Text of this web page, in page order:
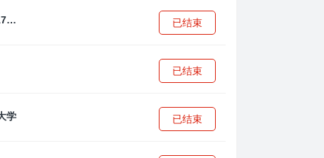
拜耳04勒沃库森U17 已结束
已结束
已结束